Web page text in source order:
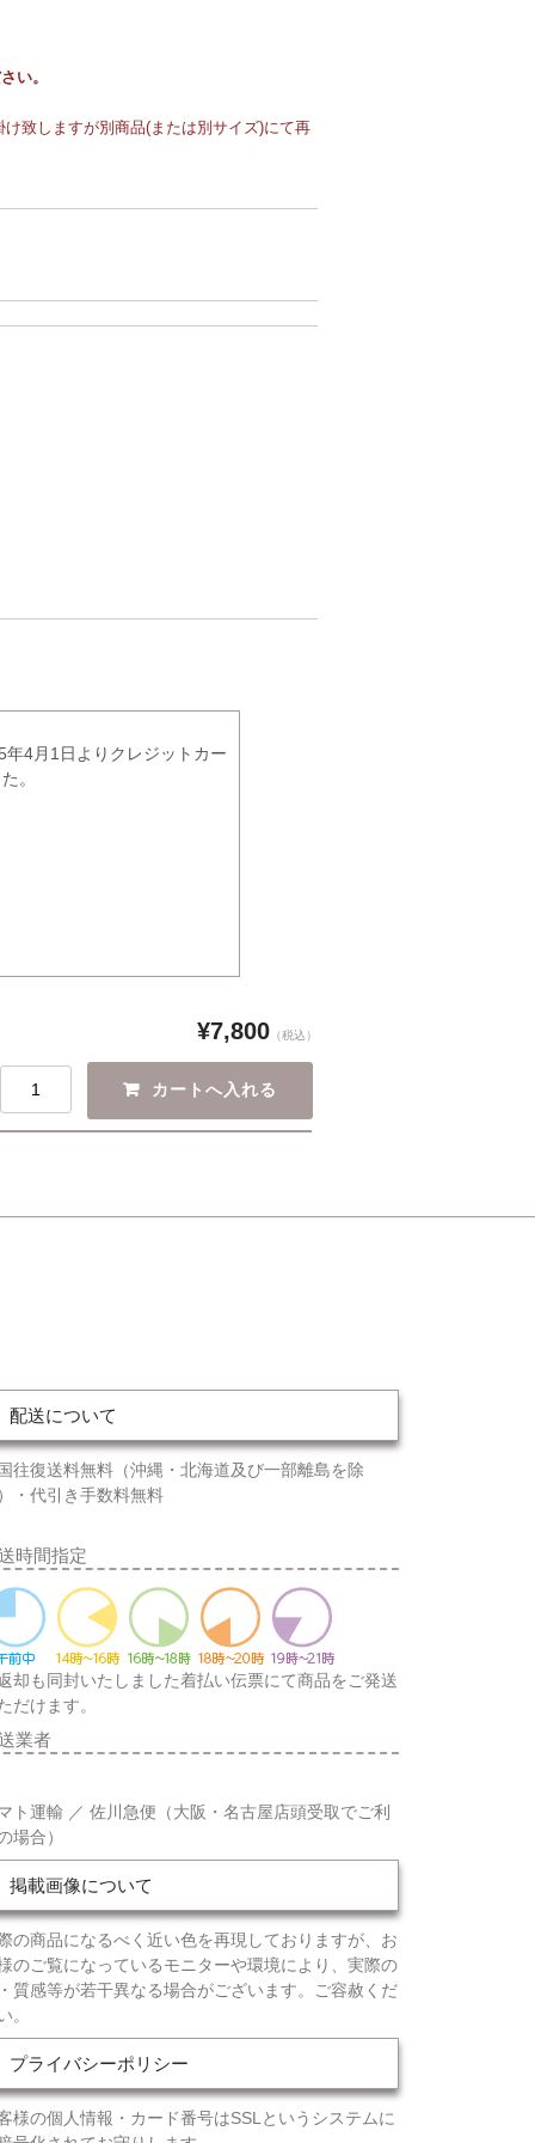
い。
致しますが別商品(または別サイズ)にて再
4月1日よりクレジットカー
。
¥7,800 （税込）
配送について
往復送料無料（沖縄・北海道及び一部離島を除
・代引き手数料無料
時間指定
却も同封いたしました着払い伝票にて商品をご発送
だけます。
業者
ト運輸 ／ 佐川急便（大阪・名古屋店頭受取でご利
場合）
掲載画像について
の商品になるべく近い色を再現しておりますが、お
のご覧になっているモニターや環境により、実際の
質感等が若干異なる場合がございます。ご容赦くだ
。
プライバシーポリシー
様の個人情報・カード番号はSSLというシステムに